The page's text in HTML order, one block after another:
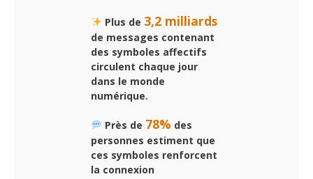
Plus de 3,2 milliards
de messages contenant
des symboles affectifs
circulent chaque jour
dans le monde
numérique.
Près de 78% des
personnes estiment que
ces symboles renforcent
la connexion